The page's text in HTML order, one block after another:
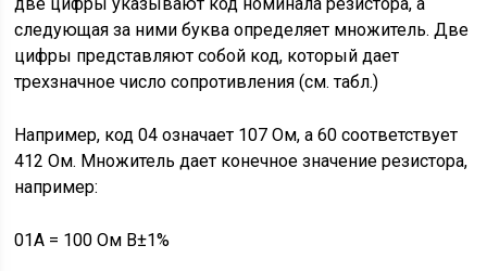
следующая за ними буква определяет множитель. Две
цифры представляют собой код, который дает
трехзначное число сопротивления (см. табл.)
Например, код 04 означает 107 Ом, а 60 соответствует
412 Ом. Множитель дает конечное значение резистора,
например:
01А = 100 Ом В±1%